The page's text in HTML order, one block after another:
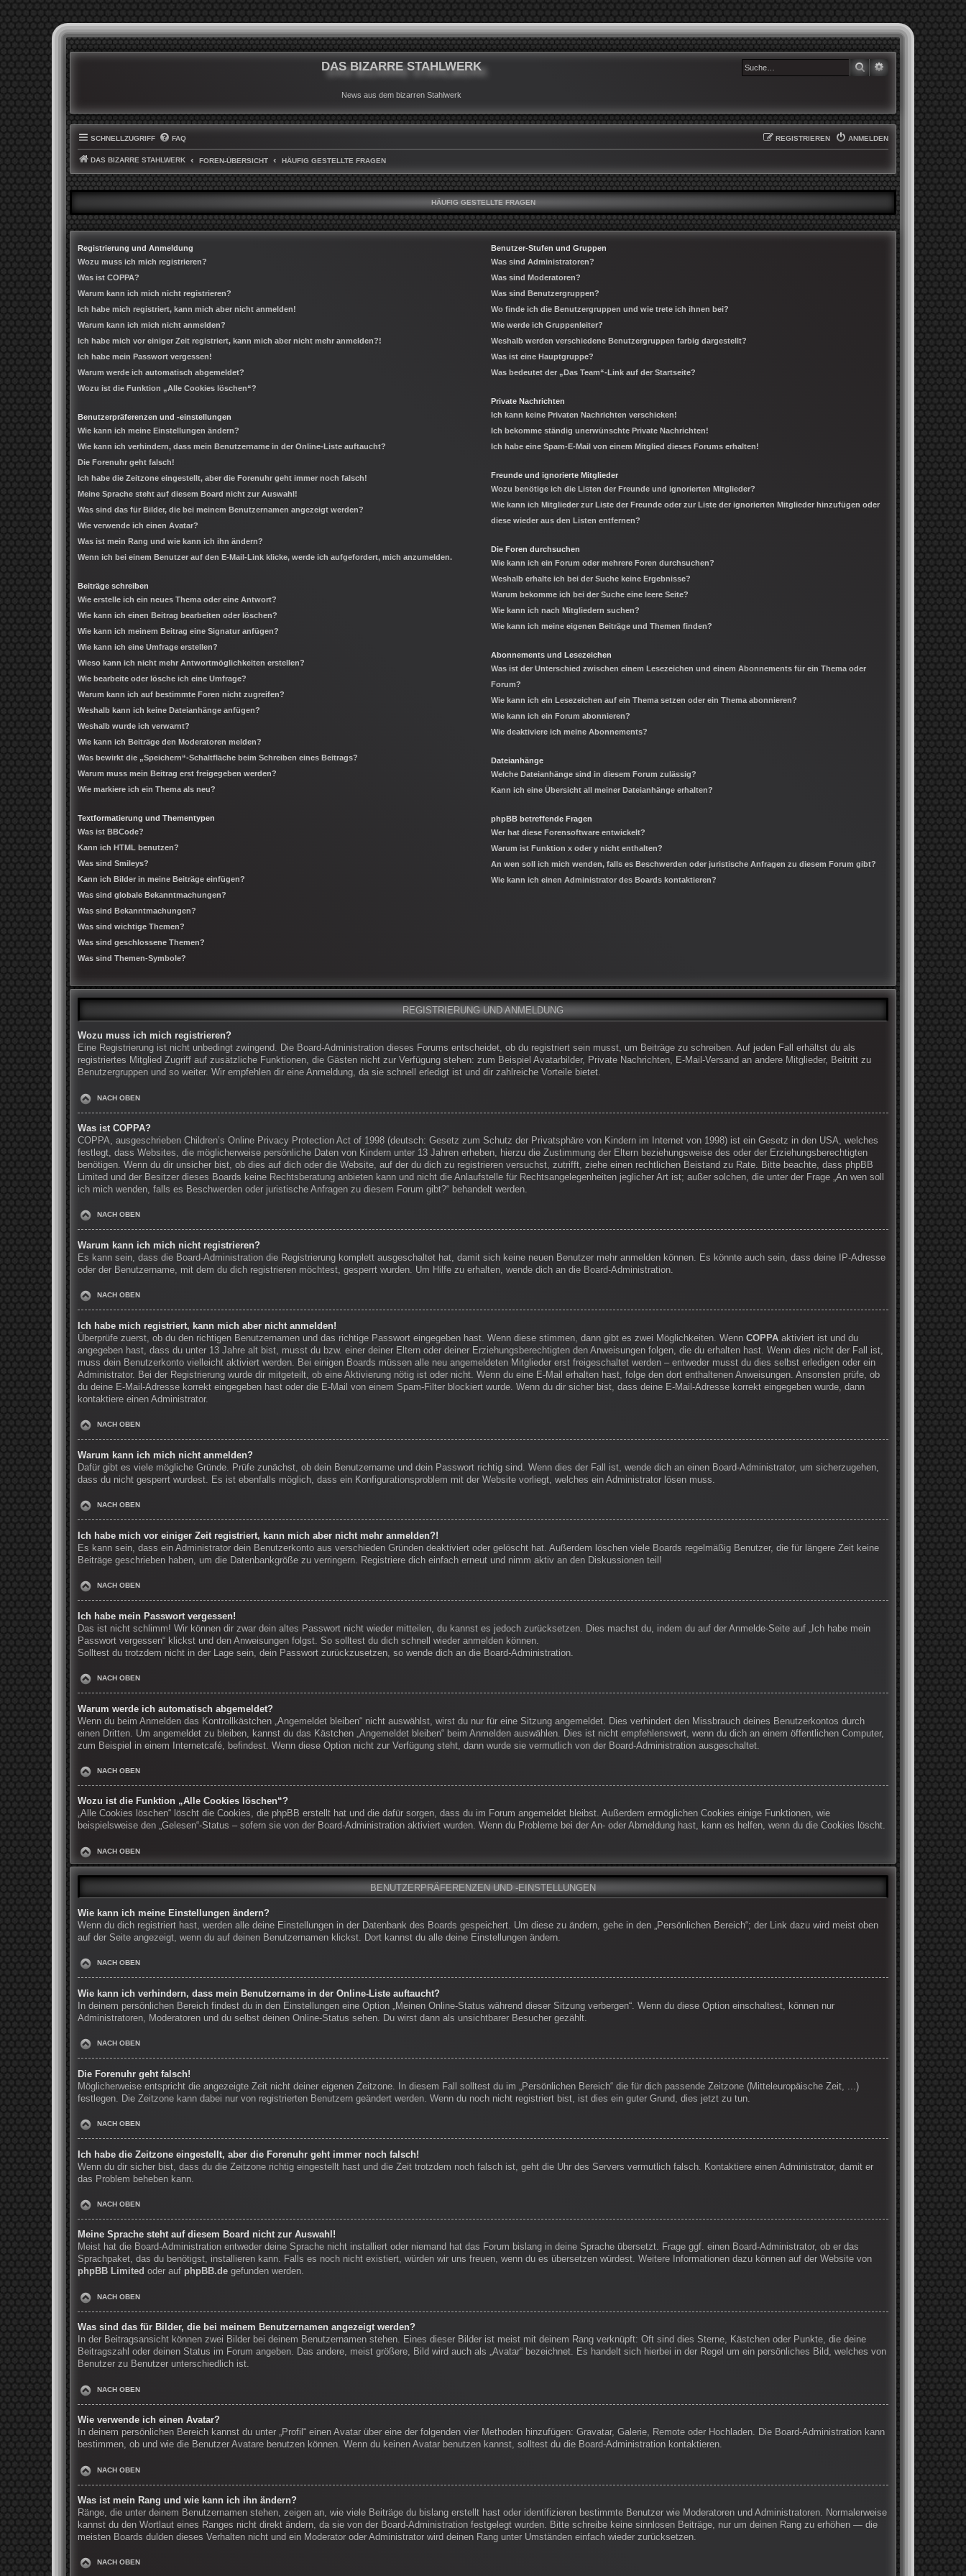
DAS BIZARRE STAHLWERK
News aus dem bizarren Stahlwerk
SUCHE
SCHNELLZUGRIFF FAQ ANMELDEN
REGISTRIEREN
DAS BIZARRE STAHLWERK FOREN-ÜBERSICHT HÄUFIG GESTELLTE FRAGEN
HÄUFIG GESTELLTE FRAGEN
Registrierung und Anmeldung
Wozu muss ich mich registrieren?
Was ist COPPA?
Warum kann ich mich nicht registrieren?
Ich habe mich registriert, kann mich aber nicht anmelden!
Warum kann ich mich nicht anmelden?
Ich habe mich vor einiger Zeit registriert, kann mich aber nicht mehr anmelden?!
Ich habe mein Passwort vergessen!
Warum werde ich automatisch abgemeldet?
Wozu ist die Funktion „Alle Cookies löschen“?
Benutzerpräferenzen und -einstellungen
Wie kann ich meine Einstellungen ändern?
Wie kann ich verhindern, dass mein Benutzername in der Online-Liste auftaucht?
Die Forenuhr geht falsch!
Ich habe die Zeitzone eingestellt, aber die Forenuhr geht immer noch falsch!
Meine Sprache steht auf diesem Board nicht zur Auswahl!
Was sind das für Bilder, die bei meinem Benutzernamen angezeigt werden?
Wie verwende ich einen Avatar?
Was ist mein Rang und wie kann ich ihn ändern?
Wenn ich bei einem Benutzer auf den E-Mail-Link klicke, werde ich aufgefordert, mich anzumelden.
Beiträge schreiben
Wie erstelle ich ein neues Thema oder eine Antwort?
Wie kann ich einen Beitrag bearbeiten oder löschen?
Wie kann ich meinem Beitrag eine Signatur anfügen?
Wie kann ich eine Umfrage erstellen?
Wieso kann ich nicht mehr Antwortmöglichkeiten erstellen?
Wie bearbeite oder lösche ich eine Umfrage?
Warum kann ich auf bestimmte Foren nicht zugreifen?
Weshalb kann ich keine Dateianhänge anfügen?
Weshalb wurde ich verwarnt?
Wie kann ich Beiträge den Moderatoren melden?
Was bewirkt die „Speichern“-Schaltfläche beim Schreiben eines Beitrags?
Warum muss mein Beitrag erst freigegeben werden?
Wie markiere ich ein Thema als neu?
Textformatierung und Thementypen
Was ist BBCode?
Kann ich HTML benutzen?
Was sind Smileys?
Kann ich Bilder in meine Beiträge einfügen?
Was sind globale Bekanntmachungen?
Was sind Bekanntmachungen?
Was sind wichtige Themen?
Was sind geschlossene Themen?
Was sind Themen-Symbole?
Benutzer-Stufen und Gruppen
Was sind Administratoren?
Was sind Moderatoren?
Was sind Benutzergruppen?
Wo finde ich die Benutzergruppen und wie trete ich ihnen bei?
Wie werde ich Gruppenleiter?
Weshalb werden verschiedene Benutzergruppen farbig dargestellt?
Was ist eine Hauptgruppe?
Was bedeutet der „Das Team“-Link auf der Startseite?
Private Nachrichten
Ich kann keine Privaten Nachrichten verschicken!
Ich bekomme ständig unerwünschte Private Nachrichten!
Ich habe eine Spam-E-Mail von einem Mitglied dieses Forums erhalten!
Freunde und ignorierte Mitglieder
Wozu benötige ich die Listen der Freunde und ignorierten Mitglieder?
Wie kann ich Mitglieder zur Liste der Freunde oder zur Liste der ignorierten Mitglieder hinzufügen oder
diese wieder aus den Listen entfernen?
Die Foren durchsuchen
Wie kann ich ein Forum oder mehrere Foren durchsuchen?
Weshalb erhalte ich bei der Suche keine Ergebnisse?
Warum bekomme ich bei der Suche eine leere Seite?
Wie kann ich nach Mitgliedern suchen?
Wie kann ich meine eigenen Beiträge und Themen finden?
Abonnements und Lesezeichen
Was ist der Unterschied zwischen einem Lesezeichen und einem Abonnements für ein Thema oder
Forum?
Wie kann ich ein Lesezeichen auf ein Thema setzen oder ein Thema abonnieren?
Wie kann ich ein Forum abonnieren?
Wie deaktiviere ich meine Abonnements?
Dateianhänge
Welche Dateianhänge sind in diesem Forum zulässig?
Kann ich eine Übersicht all meiner Dateianhänge erhalten?
phpBB betreffende Fragen
Wer hat diese Forensoftware entwickelt?
Warum ist Funktion x oder y nicht enthalten?
An wen soll ich mich wenden, falls es Beschwerden oder juristische Anfragen zu diesem Forum gibt?
Wie kann ich einen Administrator des Boards kontaktieren?
REGISTRIERUNG UND ANMELDUNG
Wozu muss ich mich registrieren?
Eine Registrierung ist nicht unbedingt zwingend. Die Board-Administration dieses Forums entscheidet, ob du registriert sein musst, um Beiträge zu schreiben. Auf jeden Fall erhältst du als
registriertes Mitglied Zugriff auf zusätzliche Funktionen, die Gästen nicht zur Verfügung stehen: zum Beispiel Avatarbilder, Private Nachrichten, E-Mail-Versand an andere Mitglieder, Beitritt zu
Benutzergruppen und so weiter. Wir empfehlen dir eine Anmeldung, da sie schnell erledigt ist und dir zahlreiche Vorteile bietet.
NACH OBEN
Was ist COPPA?
COPPA, ausgeschrieben Children’s Online Privacy Protection Act of 1998 (deutsch: Gesetz zum Schutz der Privatsphäre von Kindern im Internet von 1998) ist ein Gesetz in den USA, welches
festlegt, dass Websites, die möglicherweise persönliche Daten von Kindern unter 13 Jahren erheben, hierzu die Zustimmung der Eltern beziehungsweise des oder der Erziehungsberechtigten
benötigen. Wenn du dir unsicher bist, ob dies auf dich oder die Website, auf der du dich zu registrieren versuchst, zutrifft, ziehe einen rechtlichen Beistand zu Rate. Bitte beachte, dass phpBB
Limited und der Besitzer dieses Boards keine Rechtsberatung anbieten kann und nicht die Anlaufstelle für Rechtsangelegenheiten jeglicher Art ist; außer solchen, die unter der Frage „An wen soll
ich mich wenden, falls es Beschwerden oder juristische Anfragen zu diesem Forum gibt?“ behandelt werden.
NACH OBEN
Warum kann ich mich nicht registrieren?
Es kann sein, dass die Board-Administration die Registrierung komplett ausgeschaltet hat, damit sich keine neuen Benutzer mehr anmelden können. Es könnte auch sein, dass deine IP-Adresse
oder der Benutzername, mit dem du dich registrieren möchtest, gesperrt wurden. Um Hilfe zu erhalten, wende dich an die Board-Administration.
NACH OBEN
Ich habe mich registriert, kann mich aber nicht anmelden!
Überprüfe zuerst, ob du den richtigen Benutzernamen und das richtige Passwort eingegeben hast. Wenn diese stimmen, dann gibt es zwei Möglichkeiten. Wenn COPPA aktiviert ist und du
angegeben hast, dass du unter 13 Jahre alt bist, musst du bzw. einer deiner Eltern oder deiner Erziehungsberechtigten den Anweisungen folgen, die du erhalten hast. Wenn dies nicht der Fall ist,
muss dein Benutzerkonto vielleicht aktiviert werden. Bei einigen Boards müssen alle neu angemeldeten Mitglieder erst freigeschaltet werden – entweder musst du dies selbst erledigen oder ein
Administrator. Bei der Registrierung wurde dir mitgeteilt, ob eine Aktivierung nötig ist oder nicht. Wenn du eine E-Mail erhalten hast, folge den dort enthaltenen Anweisungen. Ansonsten prüfe, ob
du deine E-Mail-Adresse korrekt eingegeben hast oder die E-Mail von einem Spam-Filter blockiert wurde. Wenn du dir sicher bist, dass deine E-Mail-Adresse korrekt eingegeben wurde, dann
kontaktiere einen Administrator.
NACH OBEN
Warum kann ich mich nicht anmelden?
Dafür gibt es viele mögliche Gründe. Prüfe zunächst, ob dein Benutzername und dein Passwort richtig sind. Wenn dies der Fall ist, wende dich an einen Board-Administrator, um sicherzugehen,
dass du nicht gesperrt wurdest. Es ist ebenfalls möglich, dass ein Konfigurationsproblem mit der Website vorliegt, welches ein Administrator lösen muss.
NACH OBEN
Ich habe mich vor einiger Zeit registriert, kann mich aber nicht mehr anmelden?!
Es kann sein, dass ein Administrator dein Benutzerkonto aus verschieden Gründen deaktiviert oder gelöscht hat. Außerdem löschen viele Boards regelmäßig Benutzer, die für längere Zeit keine
Beiträge geschrieben haben, um die Datenbankgröße zu verringern. Registriere dich einfach erneut und nimm aktiv an den Diskussionen teil!
NACH OBEN
Ich habe mein Passwort vergessen!
Das ist nicht schlimm! Wir können dir zwar dein altes Passwort nicht wieder mitteilen, du kannst es jedoch zurücksetzen. Dies machst du, indem du auf der Anmelde-Seite auf „Ich habe mein
Passwort vergessen“ klickst und den Anweisungen folgst. So solltest du dich schnell wieder anmelden können.
Solltest du trotzdem nicht in der Lage sein, dein Passwort zurückzusetzen, so wende dich an die Board-Administration.
NACH OBEN
Warum werde ich automatisch abgemeldet?
Wenn du beim Anmelden das Kontrollkästchen „Angemeldet bleiben“ nicht auswählst, wirst du nur für eine Sitzung angemeldet. Dies verhindert den Missbrauch deines Benutzerkontos durch
einen Dritten. Um angemeldet zu bleiben, kannst du das Kästchen „Angemeldet bleiben“ beim Anmelden auswählen. Dies ist nicht empfehlenswert, wenn du dich an einem öffentlichen Computer,
zum Beispiel in einem Internetcafé, befindest. Wenn diese Option nicht zur Verfügung steht, dann wurde sie vermutlich von der Board-Administration ausgeschaltet.
NACH OBEN
Wozu ist die Funktion „Alle Cookies löschen“?
„Alle Cookies löschen“ löscht die Cookies, die phpBB erstellt hat und die dafür sorgen, dass du im Forum angemeldet bleibst. Außerdem ermöglichen Cookies einige Funktionen, wie
beispielsweise den „Gelesen“-Status – sofern sie von der Board-Administration aktiviert wurden. Wenn du Probleme bei der An- oder Abmeldung hast, kann es helfen, wenn du die Cookies löscht.
NACH OBEN
BENUTZERPRÄFERENZEN UND -EINSTELLUNGEN
Wie kann ich meine Einstellungen ändern?
Wenn du dich registriert hast, werden alle deine Einstellungen in der Datenbank des Boards gespeichert. Um diese zu ändern, gehe in den „Persönlichen Bereich“; der Link dazu wird meist oben
auf der Seite angezeigt, wenn du auf deinen Benutzernamen klickst. Dort kannst du alle deine Einstellungen ändern.
NACH OBEN
Wie kann ich verhindern, dass mein Benutzername in der Online-Liste auftaucht?
In deinem persönlichen Bereich findest du in den Einstellungen eine Option „Meinen Online-Status während dieser Sitzung verbergen“. Wenn du diese Option einschaltest, können nur
Administratoren, Moderatoren und du selbst deinen Online-Status sehen. Du wirst dann als unsichtbarer Besucher gezählt.
NACH OBEN
Die Forenuhr geht falsch!
Möglicherweise entspricht die angezeigte Zeit nicht deiner eigenen Zeitzone. In diesem Fall solltest du im „Persönlichen Bereich“ die für dich passende Zeitzone (Mitteleuropäische Zeit, ...)
festlegen. Die Zeitzone kann dabei nur von registrierten Benutzern geändert werden. Wenn du noch nicht registriert bist, ist dies ein guter Grund, dies jetzt zu tun.
NACH OBEN
Ich habe die Zeitzone eingestellt, aber die Forenuhr geht immer noch falsch!
Wenn du dir sicher bist, dass du die Zeitzone richtig eingestellt hast und die Zeit trotzdem noch falsch ist, geht die Uhr des Servers vermutlich falsch. Kontaktiere einen Administrator, damit er
das Problem beheben kann.
NACH OBEN
Meine Sprache steht auf diesem Board nicht zur Auswahl!
Meist hat die Board-Administration entweder deine Sprache nicht installiert oder niemand hat das Forum bislang in deine Sprache übersetzt. Frage ggf. einen Board-Administrator, ob er das
Sprachpaket, das du benötigst, installieren kann. Falls es noch nicht existiert, würden wir uns freuen, wenn du es übersetzen würdest. Weitere Informationen dazu können auf der Website von
phpBB Limited oder auf phpBB.de gefunden werden.
NACH OBEN
Was sind das für Bilder, die bei meinem Benutzernamen angezeigt werden?
In der Beitragsansicht können zwei Bilder bei deinem Benutzernamen stehen. Eines dieser Bilder ist meist mit deinem Rang verknüpft: Oft sind dies Sterne, Kästchen oder Punkte, die deine
Beitragszahl oder deinen Status im Forum angeben. Das andere, meist größere, Bild wird auch als „Avatar“ bezeichnet. Es handelt sich hierbei in der Regel um ein persönliches Bild, welches von
Benutzer zu Benutzer unterschiedlich ist.
NACH OBEN
Wie verwende ich einen Avatar?
In deinem persönlichen Bereich kannst du unter „Profil“ einen Avatar über eine der folgenden vier Methoden hinzufügen: Gravatar, Galerie, Remote oder Hochladen. Die Board-Administration kann
bestimmen, ob und wie die Benutzer Avatare benutzen können. Wenn du keinen Avatar benutzen kannst, solltest du die Board-Administration kontaktieren.
NACH OBEN
Was ist mein Rang und wie kann ich ihn ändern?
Ränge, die unter deinem Benutzernamen stehen, zeigen an, wie viele Beiträge du bislang erstellt hast oder identifizieren bestimmte Benutzer wie Moderatoren und Administratoren. Normalerweise
kannst du den Wortlaut eines Ranges nicht direkt ändern, da sie von der Board-Administration festgelegt wurden. Bitte schreibe keine sinnlosen Beiträge, nur um deinen Rang zu erhöhen — die
meisten Boards dulden dieses Verhalten nicht und ein Moderator oder Administrator wird deinen Rang unter Umständen einfach wieder zurücksetzen.
NACH OBEN